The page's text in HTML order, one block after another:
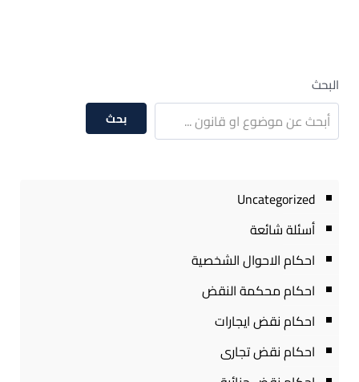
البحث
بحث
Uncategorized
أسئلة شائعة
احكام الاحوال الشخصية
احكام محكمة النقض
احكام نقض ايجارات
احكام نقض تجارى